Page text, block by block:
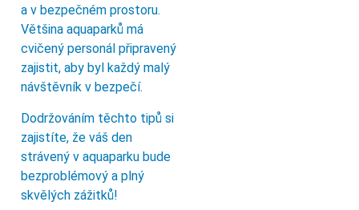
a v bezpečném prostoru.
Většina aquaparků má
cvičený personál připravený
zajistit, aby byl každý malý
návštěvník v bezpečí.
Dodržováním těchto tipů si
zajistíte, že váš den
strávený v aquaparku bude
bezproblémový a plný
skvělých zážitků!